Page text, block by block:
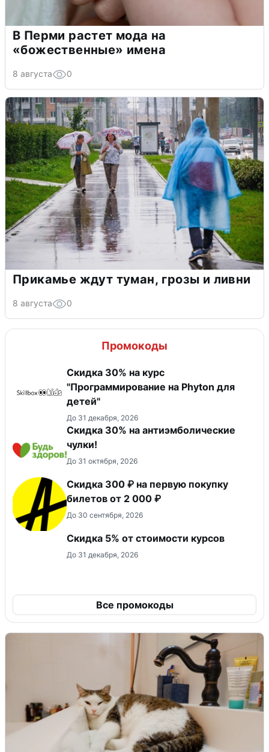
В Перми растет мода на
«божественные» имена
8 августа 0
Прикамье ждут туман, грозы и ливни
8 августа 0
Промокоды
Скидка 30% на курс
"Программирование на Phyton для
детей"
До 31 декабря, 2026
Скидка 30% на антиэмболические
чулки!
До 31 октября, 2026
Скидка 300 ₽ на первую покупку
билетов от 2 000 ₽
До 30 сентября, 2026
Скидка 5% от стоимости курсов
До 31 декабря, 2026
Все промокоды